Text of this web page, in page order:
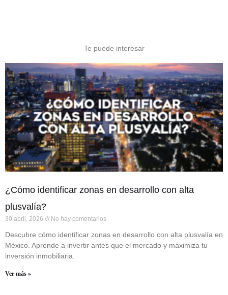
Te puede interesar
¿Cómo identificar zonas en desarrollo con alta
plusvalía?
30 abril, 2026 No hay comentarios
Descubre cómo identificar zonas en desarrollo con alta plusvalía en
México. Aprende a invertir antes que el mercado y maximiza tu
inversión inmobiliaria.
Ver más »